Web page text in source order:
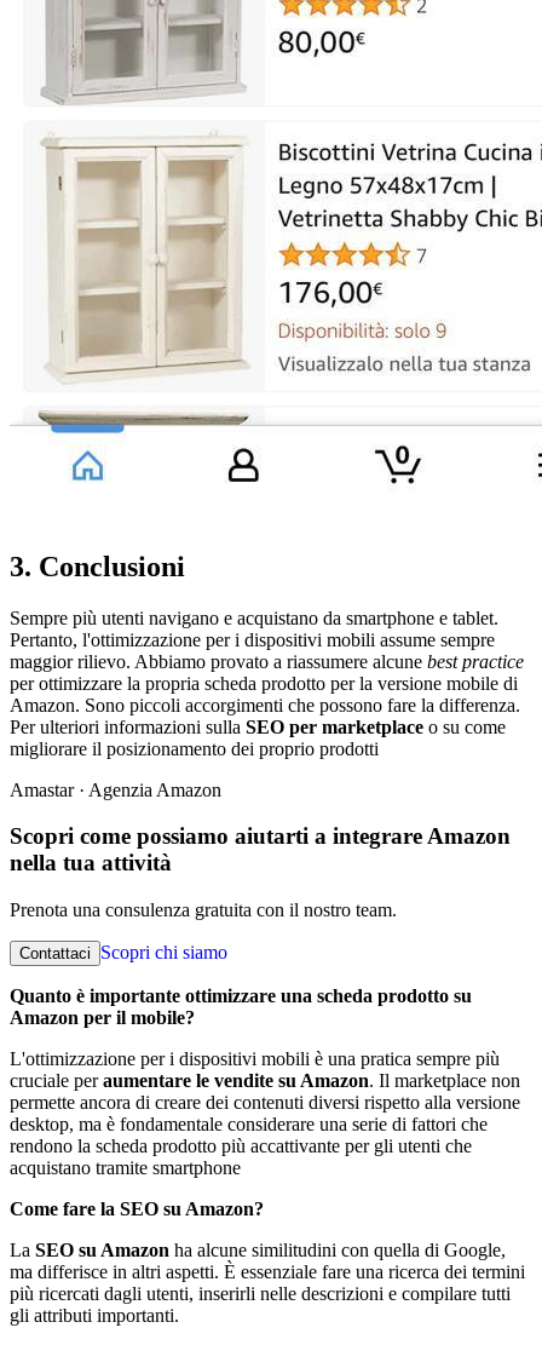
3. Conclusioni
Sempre più utenti navigano e acquistano da smartphone e tablet.
Pertanto, l'ottimizzazione per i dispositivi mobili assume sempre
maggior rilievo. Abbiamo provato a riassumere alcune best practice
per ottimizzare la propria scheda prodotto per la versione mobile di
Amazon. Sono piccoli accorgimenti che possono fare la differenza.
Per ulteriori informazioni sulla SEO per marketplace o su come
migliorare il posizionamento dei proprio prodotti
Amastar · Agenzia Amazon
Scopri come possiamo aiutarti a integrare Amazon
nella tua attività
Prenota una consulenza gratuita con il nostro team.
Contattaci Scopri chi siamo
Quanto è importante ottimizzare una scheda prodotto su
Amazon per il mobile?
L'ottimizzazione per i dispositivi mobili è una pratica sempre più
cruciale peraumentare le vendite su Amazon. Il marketplace non
permette ancora di creare dei contenuti diversi rispetto alla versione
desktop, ma è fondamentale considerare una serie di fattori che
rendono la scheda prodotto più accattivante per gli utenti che
acquistano tramite smartphone
Come fare la SEO su Amazon?
La SEO su Amazon ha alcune similitudini con quella di Google,
ma differisce in altri aspetti. È essenziale fare una ricerca dei termini
più ricercati dagli utenti, inserirli nelle descrizioni e compilare tutti
gli attributi importanti.